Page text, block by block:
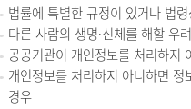
법률에 특별한 규정이 있거나 법
다른 사람의 생명·신체를 해할 우
공공기관이 개인정보를 처리하지
개인정보를 처리하지 아니하면
경우